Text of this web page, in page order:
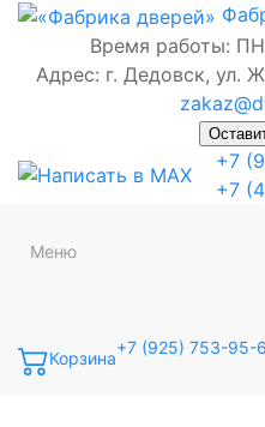
Время работы:
Адрес: г. Дедовск, ул.
+7
+7
Меню
Корзина
+7 (925) 753-95-